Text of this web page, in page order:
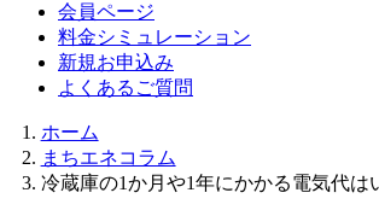
会員ページ
料金シミュレーション
新規お申込み
よくあるご質問
ホーム
まちエネコラム
冷蔵庫の1か月や1年にかかる電気代